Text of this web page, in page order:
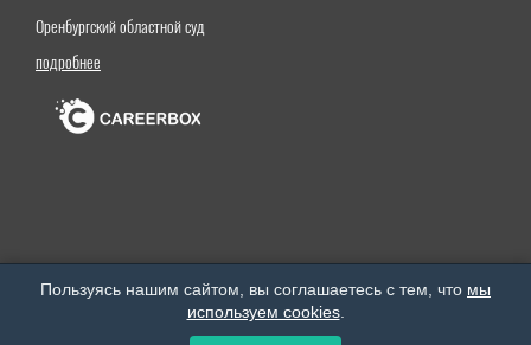
Оренбургский областной суд
подробнее
Пользуясь нашим сайтом, вы соглашаетесь с тем, что мы
используем cookies.
Оренбургский институт (филиал) федерального государственного бюджетного образовательного
учреждения высшего образования «Московский государственный юридический университет